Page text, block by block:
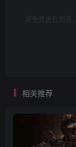
将免费进行到
相关推荐